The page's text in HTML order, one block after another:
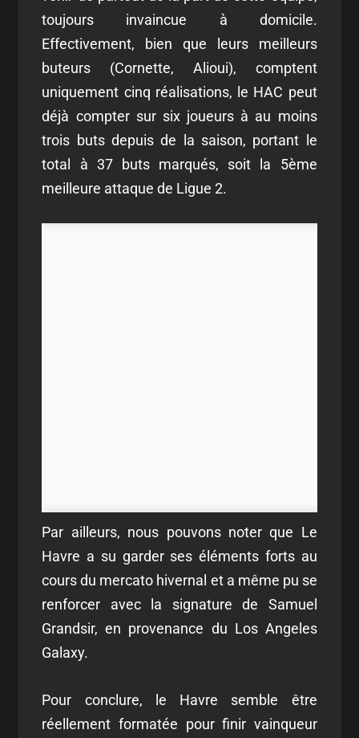
toujours invaincue à domicile.
Effectivement, bien que leurs meilleurs
buteurs (Cornette, Alioui), comptent
uniquement cinq réalisations, le HAC peut
déjà compter sur six joueurs à au moins
trois buts depuis de la saison, portant le
total à 37 buts marqués, soit la 5ème
meilleure attaque de Ligue 2.
Par ailleurs, nous pouvons noter que Le
Havre a su garder ses éléments forts au
cours du mercato hivernal et a même pu se
renforcer avec la signature de Samuel
Grandsir, en provenance du Los Angeles
Galaxy.
Pour conclure, le Havre semble être
réellement formatée pour finir vainqueur